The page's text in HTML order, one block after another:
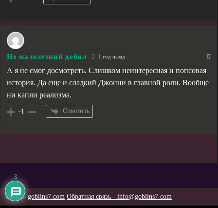
Не малолетний дебил 1 год назад
А я не смог досмотреть. Слишком неинтересная и попсовая
история. Да еще и сладкий Джонни в главной роли. Вообще
ни капли реализма.
-1 Ответить
© 2026 goblins7.com Обратная связь - info@goblins7.com
3